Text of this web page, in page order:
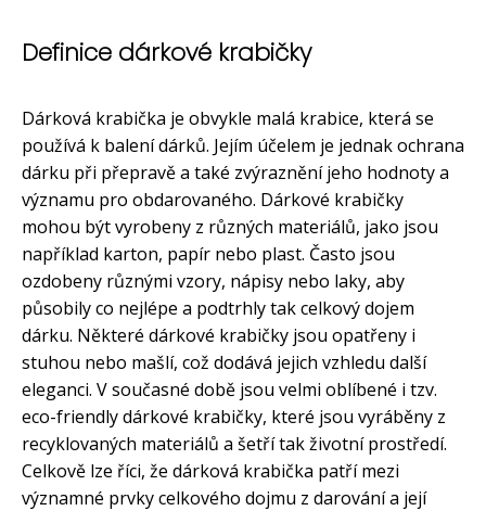
Definice dárkové krabičky
Dárková krabička je obvykle malá krabice, která se
používá k balení dárků. Jejím účelem je jednak ochrana
dárku při přepravě a také zvýraznění jeho hodnoty a
významu pro obdarovaného. Dárkové krabičky
mohou být vyrobeny z různých materiálů, jako jsou
například karton, papír nebo plast. Často jsou
ozdobeny různými vzory, nápisy nebo laky, aby
působily co nejlépe a podtrhly tak celkový dojem
dárku. Některé dárkové krabičky jsou opatřeny i
stuhou nebo mašlí, což dodává jejich vzhledu další
eleganci. V současné době jsou velmi oblíbené i tzv.
eco-friendly dárkové krabičky, které jsou vyráběny z
recyklovaných materiálů a šetří tak životní prostředí.
Celkově lze říci, že dárková krabička patří mezi
významné prvky celkového dojmu z darování a její